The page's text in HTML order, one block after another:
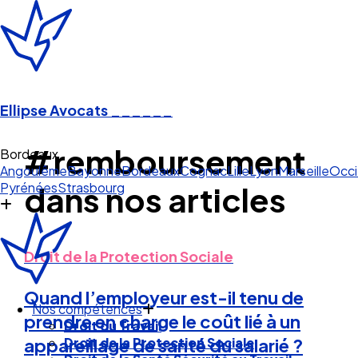
Ellipse Avocats
Bordeaux
AngoulêmeBayonneBordeauxCognacLilleLyonMarseille
PyrénéesStrasbourg
Nos compétences
Droit du Travail
Droit de la Protection Sociale
#remboursement
dans nos articles
Droit de la Protection Sociale
Quand l’employeur est-il tenu de
prendre en charge le coût lié à un
appareillage de santé du salarié ?